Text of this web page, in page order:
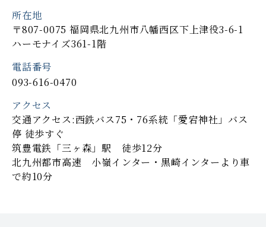
所在地
〒807-0075 福岡県北九州市八幡西区下上津役3-6-1
ハーモナイズ361-1階
電話番号
093-616-0470
アクセス
交通アクセス:西鉄バス75・76系統「愛宕神社」バス
停 徒歩すぐ
筑豊電鉄「三ヶ森」駅 徒歩12分
北九州都市高速 小嶺インター・黒崎インターより車
で約10分